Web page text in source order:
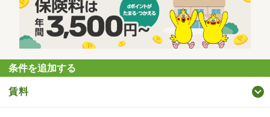
条件を追加する
賃料